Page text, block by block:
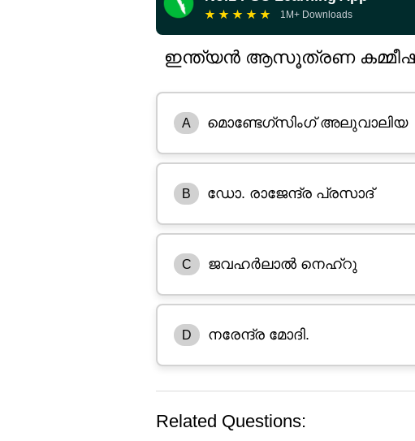
★ ★ ★ ★ ★ 1M+ Downloads
ഇന്ത്യൻ ആസൂത്രണ
A മൊണ്ടേഗ്സിംഗ് അലുവാലിയ
B ഡോ. രാജേന്ദ്ര പ്രസാദ്
C ജവഹർലാൽ നെഹ്റു
D നരേന്ദ്ര മോദി.
Related Questions: